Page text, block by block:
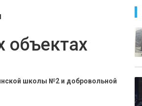
объектах
школы №2 и добровольной